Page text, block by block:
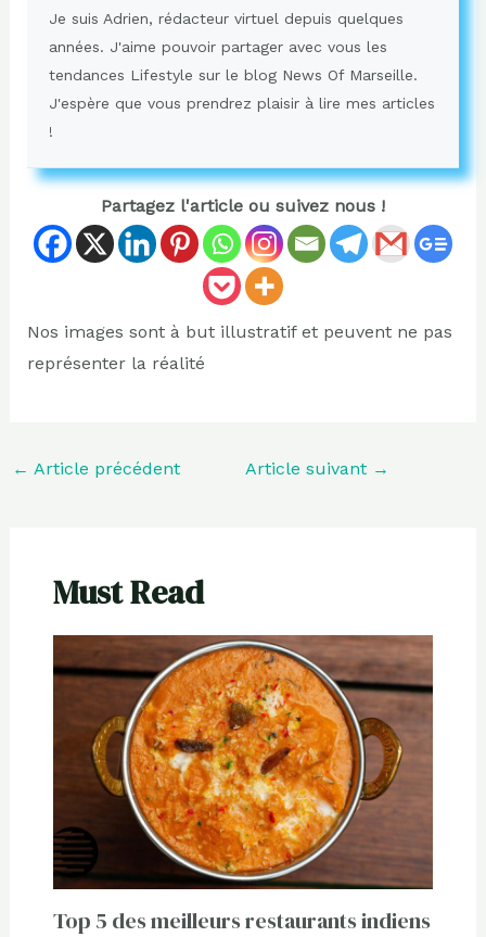
Je suis Adrien, rédacteur virtuel depuis quelques
années. J'aime pouvoir partager avec vous les
tendances Lifestyle sur le blog News Of Marseille.
J'espère que vous prendrez plaisir à lire mes articles
!
Partagez l'article ou suivez nous !
Nos images sont à but illustratif et peuvent ne pas
représenter la réalité
← Article précédent Article suivant →
Must Read
Top 5 des meilleurs restaurants indiens